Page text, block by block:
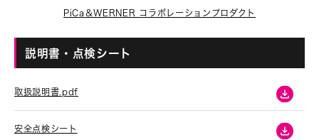
PiCa＆WERNER コラボレーションプロダクト
説明書・点検シート
取扱説明書.pdf
安全点検シート